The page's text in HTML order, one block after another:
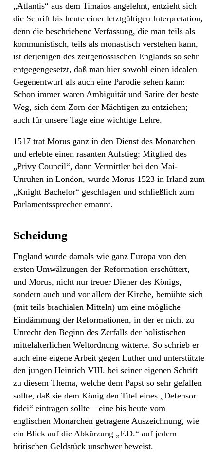
„Atlantis“ aus dem Timaios angelehnt, entzieht sich
die Schrift bis heute einer letztgültigen Interpretation,
denn die beschriebene Verfassung, die man teils als
kommunistisch, teils als monastisch verstehen kann,
ist derjenigen des zeitgenössischen Englands so sehr
entgegengesetzt, daß man hier sowohl einen idealen
Gegenentwurf als auch eine Parodie sehen kann:
Schon immer waren Ambiguität und Satire der beste
Weg, sich dem Zorn der Mächtigen zu entziehen;
auch für unsere Tage eine wichtige Lehre.
1517 trat Morus ganz in den Dienst des Monarchen
und erlebte einen rasanten Aufstieg: Mitglied des
„Privy Council“, dann Vermittler bei den Mai-
Unruhen in London, wurde Morus 1523 in Irland zum
„Knight Bachelor“ geschlagen und schließlich zum
Parlamentssprecher ernannt.
Scheidung
England wurde damals wie ganz Europa von den
ersten Umwälzungen der Reformation erschüttert,
und Morus, nicht nur treuer Diener des Königs,
sondern auch und vor allem der Kirche, bemühte sich
(mit teils brachialen Mitteln) um eine mögliche
Eindämmung der Reformationen, in der er nicht zu
Unrecht den Beginn des Zerfalls der holistischen
mittelalterlichen Weltordnung witterte. So schrieb er
auch eine eigene Arbeit gegen Luther und unterstützte
den jungen Heinrich VIII. bei seiner eigenen Schrift
zu diesem Thema, welche dem Papst so sehr gefallen
sollte, daß sie dem König den Titel eines „Defensor
fidei“ eintragen sollte – eine bis heute vom
englischen Monarchen getragene Auszeichnung, wie
ein Blick auf die Abkürzung „F.D.“ auf jedem
britischen Geldstück unschwer beweist.